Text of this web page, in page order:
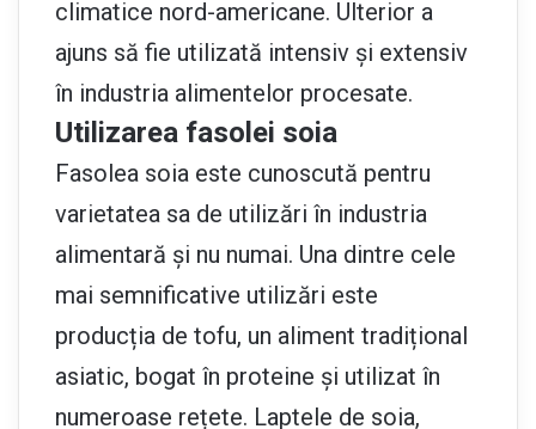
climatice nord-americane. Ulterior a
ajuns să fie utilizată intensiv și extensiv
în industria alimentelor procesate.
Utilizarea fasolei soia
Fasolea soia este cunoscută pentru
varietatea sa de utilizări în industria
alimentară și nu numai. Una dintre cele
mai semnificative utilizări este
producția de tofu, un aliment tradițional
asiatic, bogat în proteine și utilizat în
numeroase rețete. Laptele de soia,